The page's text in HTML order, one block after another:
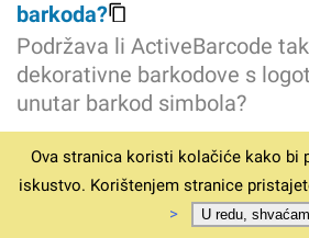
barkoda?
Podržava li ActiveBarcode
dekorativne barkodove s
unutar barkod simbola?
© 1994-2026 Početna
Otisak
Ova stranica koristi kolačiće kako bi
iskustvo. Korištenjem stranice
>
U redu,